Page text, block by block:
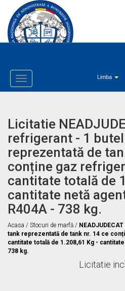
Limba
Toggle
Navigation
Licitatie
refrigerant - 1
reprezentată de
conține gaz
cantitate totală de
cantitate netă
R404A - 738 kg.
Acasa / Stocuri de marfă /
tank reprezentată de tank nr. 14 ce
cantitate totală de 1.208,61 Kg -
738 kg.
Licitatie